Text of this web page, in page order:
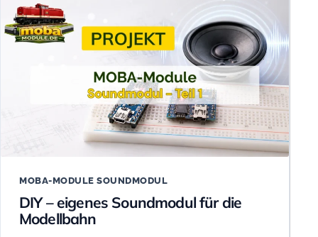
MOBA-MODULE SOUNDMODUL
DIY – eigenes Soundmodul für die
Modellbahn